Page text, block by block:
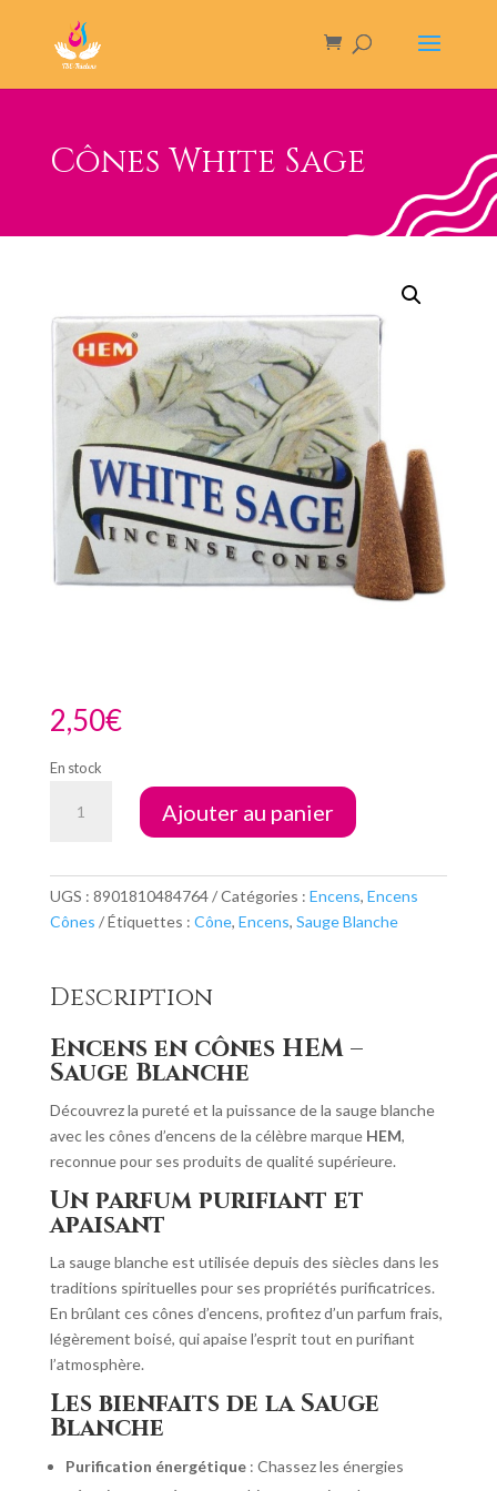
Cônes White Sage
2,50€
En stock
Ajouter au panier
UGS : 8901810484764 Catégories : Encens, Encens
Cônes
Étiquettes : Cône, Encens, Sauge Blanche
Description
Encens en cônes HEM –
Sauge Blanche
Découvrez la pureté et la puissance de la sauge blanche
avec les cônes d’encens de la célèbre marque HEM,
reconnue pour ses produits de qualité supérieure.
Un parfum purifiant et
apaisant
La sauge blanche est utilisée depuis des siècles dans les
traditions spirituelles pour ses propriétés purificatrices.
En brûlant ces cônes d’encens, profitez d’un parfum frais,
légèrement boisé, qui apaise l’esprit tout en purifiant
l’atmosphère.
Les bienfaits de la Sauge
Blanche
Purification énergétique: Chassez les énergies